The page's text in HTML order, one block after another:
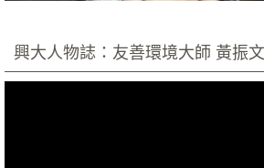
興大人物誌：友善環境大師 黃振